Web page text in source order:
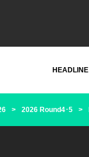
HEADLINE
2026 Round4･5